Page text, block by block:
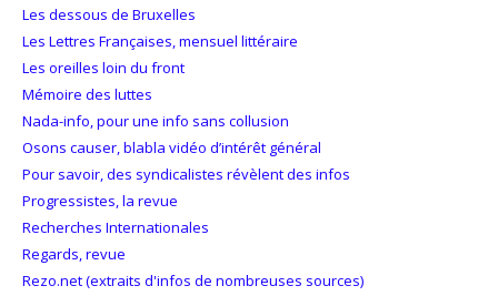
Les dessous de Bruxelles
Les Lettres Françaises, mensuel littéraire
Les oreilles loin du front
Mémoire des luttes
Nada-info, pour une info sans collusion
Osons causer, blabla vidéo d’intérêt général
Pour savoir, des syndicalistes révèlent des infos
Progressistes, la revue
Recherches Internationales
Regards, revue
Rezo.net (extraits d'infos de nombreuses sources)